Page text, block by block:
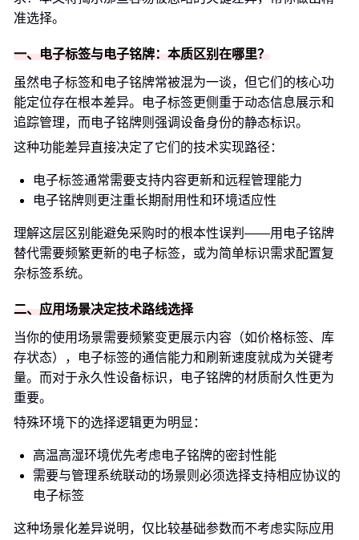
准选择。
一、电子标签与电子铭牌：本质区别在哪里？
虽然电子标签和电子铭牌常被混为一谈，但它们的核心功
能定位存在根本差异。电子标签更侧重于动态信息展示和
追踪管理，而电子铭牌则强调设备身份的静态标识。
这种功能差异直接决定了它们的技术实现路径：
电子标签通常需要支持内容更新和远程管理能力
电子铭牌则更注重长期耐用性和环境适应性
理解这层区别能避免采购时的根本性误判——用电子铭牌
替代需要频繁更新的电子标签，或为简单标识需求配置复
杂标签系统。
二、应用场景决定技术路线选择
当你的使用场景需要频繁变更展示内容（如价格标签、库
存状态），电子标签的通信能力和刷新速度就成为关键考
量。而对于永久性设备标识，电子铭牌的材质耐久性更为
重要。
特殊环境下的选择逻辑更为明显：
高温高湿环境优先考虑电子铭牌的密封性能
需要与管理系统联动的场景则必须选择支持相应协议的
电子标签
这种场景化差异说明，仅比较基础参数而不考虑实际应用